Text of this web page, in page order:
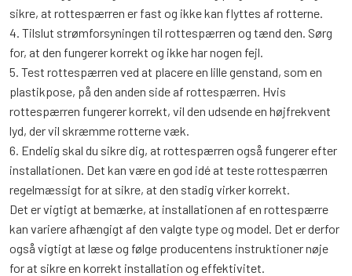
sikre, at rottespærren er fast og ikke kan flyttes af rotterne.
4. Tilslut strømforsyningen til rottespærren og tænd den. Sørg
for, at den fungerer korrekt og ikke har nogen fejl.
5. Test rottespærren ved at placere en lille genstand, som en
plastikpose, på den anden side af rottespærren. Hvis
rottespærren fungerer korrekt, vil den udsende en højfrekvent
lyd, der vil skræmme rotterne væk.
6. Endelig skal du sikre dig, at rottespærren også fungerer efter
installationen. Det kan være en god idé at teste rottespærren
regelmæssigt for at sikre, at den stadig virker korrekt.
Det er vigtigt at bemærke, at installationen af en rottespærre
kan variere afhængigt af den valgte type og model. Det er derfor
også vigtigt at læse og følge producentens instruktioner nøje
for at sikre en korrekt installation og effektivitet.